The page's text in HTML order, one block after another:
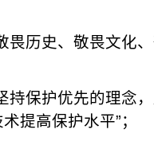
畏历史、敬畏文化
持保护优先的理念
提高保护水平”；